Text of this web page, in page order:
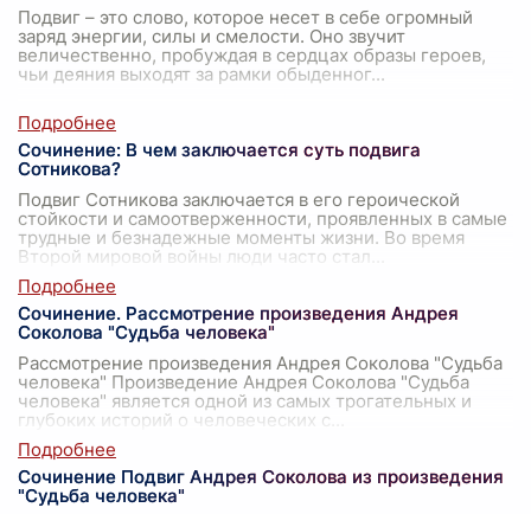
Подвиг – это слово, которое несет в себе огромный
заряд энергии, силы и смелости. Оно звучит
величественно, пробуждая в сердцах образы героев,
чьи деяния выходят за рамки обыденног...
Сочинение: В чем заключается суть подвига
Сотникова?
Подвиг Сотникова заключается в его героической
стойкости и самоотверженности, проявленных в самые
трудные и безнадежные моменты жизни. Во время
Второй мировой войны люди часто стал
Сочинение. Рассмотрение произведения Андрея
Соколова "Судьба человека"
Рассмотрение произведения Андрея Соколова "Судьба
человека" Произведение Андрея Соколова "Судьба
человека" является одной из самых трогательных и
глубоких историй о человеческих с
Сочинение Подвиг Андрея Соколова из произведения
"Судьба человека"